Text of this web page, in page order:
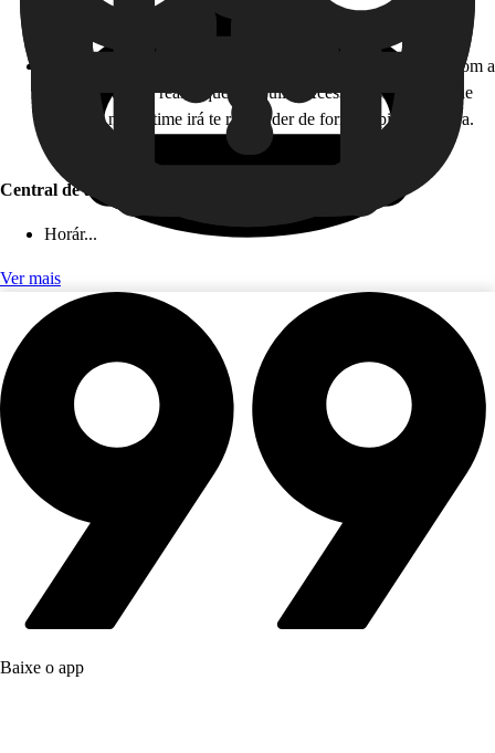
Horário de atendimento: 24 horas, todos os dias!
Como funciona: caso você não esteja disponível para falar com a
gente em tempo real, fique tranquilo! Acesse nossa Central de
Ajuda, e nosso time irá te responder de forma rápida e segura.
Central de ajuda (app)
Horár...
Ver mais
Baixe o app